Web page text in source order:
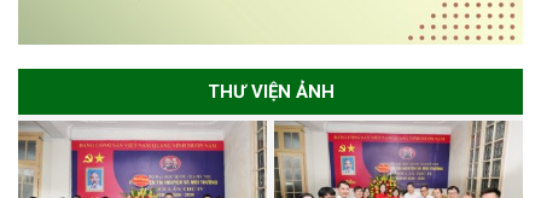
THƯ VIỆN ẢNH